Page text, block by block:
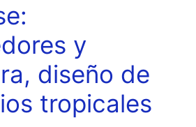
y
diseño de
tropicales